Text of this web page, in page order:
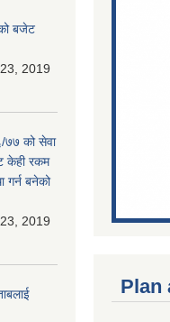
बजेट
2019
७७ को सेवा
केही रकम
गर्न बनेको
2019
Plan